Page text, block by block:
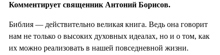
Комментирует священник Антоний Борисов.
Библия — действительно великая книга. Ведь она говорит
нам не только о высоких духовных идеалах, но и о том, как
их можно реализовать в нашей повседневной жизни.